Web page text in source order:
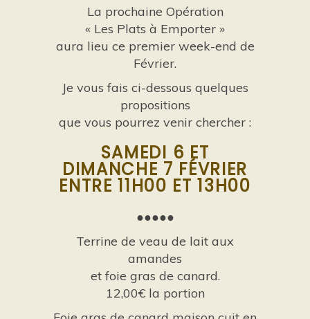
La prochaine Opération
« Les Plats à Emporter »
aura lieu ce premier week-end de
Février.
Je vous fais ci-dessous quelques
propositions
que vous pourrez venir chercher :
SAMEDI 6 ET
DIMANCHE 7 FÉVRIER
ENTRE 11H00 ET 13H00
●●●●●
Terrine de veau de lait aux
amandes
et foie gras de canard.
12,00€ la portion